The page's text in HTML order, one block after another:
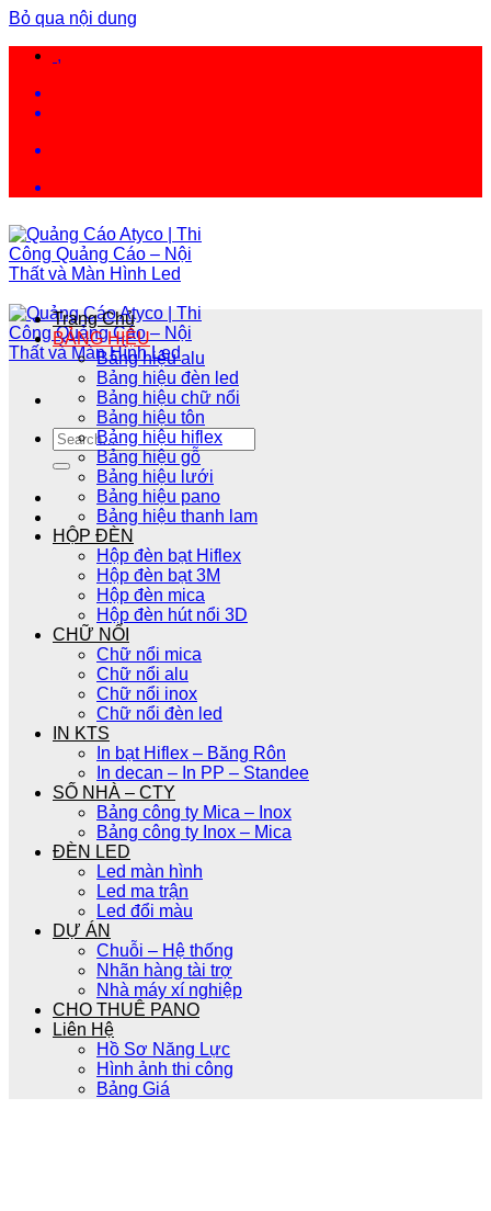
Bỏ qua nội dung
,
Trang Chủ
BẢNG HIỆU
Bảng hiệu alu
Bảng hiệu đèn led
Bảng hiệu chữ nổi
Bảng hiệu tôn
Bảng hiệu hiflex
Bảng hiệu gỗ
Bảng hiệu lưới
Bảng hiệu pano
Bảng hiệu thanh lam
HỘP ĐÈN
Hộp đèn bạt Hiflex
Hộp đèn bạt 3M
Hộp đèn mica
Hộp đèn hút nổi 3D
CHỮ NỔI
Chữ nổi mica
Chữ nổi alu
Chữ nổi inox
Chữ nổi đèn led
IN KTS
In bạt Hiflex – Băng Rôn
In decan – In PP – Standee
SỐ NHÀ – CTY
Bảng công ty Mica – Inox
Bảng công ty Inox – Mica
ĐÈN LED
Led màn hình
Led ma trận
Led đổi màu
DỰ ÁN
Chuỗi – Hệ thống
Nhãn hàng tài trợ
Nhà máy xí nghiệp
CHO THUÊ PANO
Liên Hệ
Hồ Sơ Năng Lực
Hình ảnh thi công
Bảng Giá